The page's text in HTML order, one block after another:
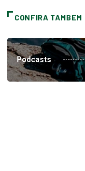
CONFIRA TAMBEM
Podcasts